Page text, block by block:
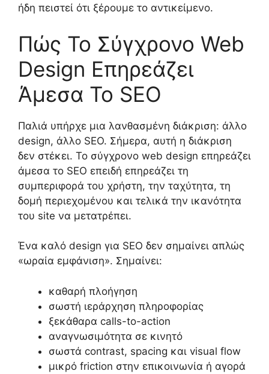
ήδη πειστεί ότι ξέρουμε το αντικείμενο.
Πώς Το Σύγχρονο Web
Design Επηρεάζει
Άμεσα Το SEO
Παλιά υπήρχε μια λανθασμένη διάκριση: άλλο
design, άλλο SEO. Σήμερα, αυτή η διάκριση
δεν στέκει. Το σύγχρονο web design επηρεάζει
άμεσα το SEO επειδή επηρεάζει τη
συμπεριφορά του χρήστη, την ταχύτητα, τη
δομή περιεχομένου και τελικά την ικανότητα
του site να μετατρέπει.
Ένα καλό design για SEO δεν σημαίνει απλώς
«ωραία εμφάνιση». Σημαίνει:
καθαρή πλοήγηση
σωστή ιεράρχηση πληροφορίας
ξεκάθαρα calls-to-action
αναγνωσιμότητα σε κινητό
σωστά contrast, spacing και visual flow
μικρό friction στην επικοινωνία ή αγορά